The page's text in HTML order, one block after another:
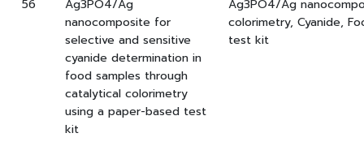
56
Ag3PO4/Ag
nanocomposite for
selective and sensitive
cyanide determination in
food samples through
catalytical colorimetry
using a paper-based test
kit
Ag3PO4/Ag
colorimetry, Cyanide,
test kit